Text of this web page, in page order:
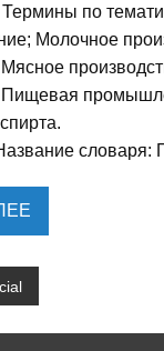
Термины по
Молочное
Мясное
Пищевая
словаря: